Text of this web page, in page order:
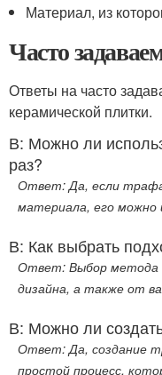
Материал, из
Часто
Ответы на часто
керамической плитки.
В: Можно ли
раз?
Ответ: Да, если
материала, его можно
В: Как выбрать
Ответ: Выбор метода
дизайна, а также от
В: Можно ли
Ответ: Да, создание
простой процесс,